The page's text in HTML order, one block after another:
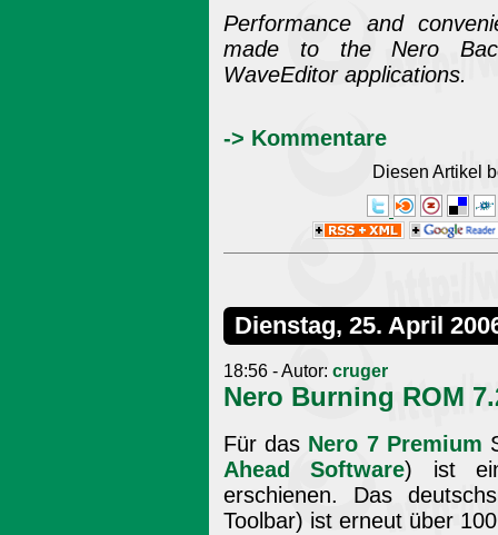
Performance and
made to the Nero
WaveEditor applications.
-> Kommentare
Diesen Artikel
Dienstag, 25. April
18:56 - Autor: cruger
Nero Burning ROM
Für das Nero 7 Premium
Ahead Software) ist
erschienen. Das
Toolbar) ist erneut über